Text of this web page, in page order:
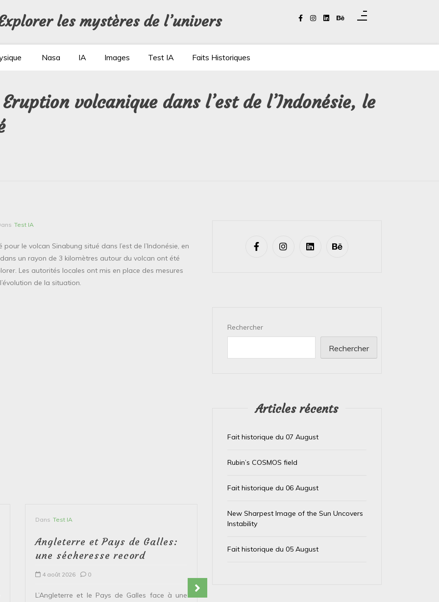
les mystères de l’univers
Nasa IA Images Test IA Faits Historiques
volcanique dans l’est de l’Indonésie, le
Test IA
le volcan Sinabung situé dans l’est de l’Indonésie, en
un rayon de 3 kilomètres autour du volcan ont été
Les autorités locales ont mis en place des mesures
de la situation.
Dans Test IA
Angleterre et Pays de Galles:
une sécheresse record
4 août 2026 0
L’Angleterre et le Pays de Galles face à une
Test IA
usagés de la Banque
Rechercher
Rechercher
Articles récents
Fait historique du 07 August
Rubin’s COSMOS field
Fait historique du 06 August
New Sharpest Image of the Sun Uncovers
Instability
Fait historique du 05 August